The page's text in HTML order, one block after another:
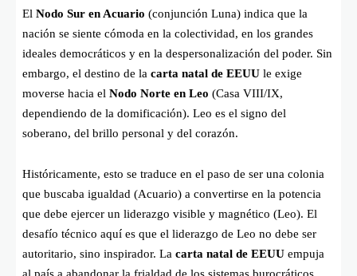
El Nodo Sur en Acuario (conjunción Luna) indica que la
nación se siente cómoda en la colectividad, en los grandes
ideales democráticos y en la despersonalización del poder. Sin
embargo, el destino de la carta natal de EEUU le exige
moverse hacia el Nodo Norte en Leo (Casa VIII/IX,
dependiendo de la domificación). Leo es el signo del
soberano, del brillo personal y del corazón.
Históricamente, esto se traduce en el paso de ser una colonia
que buscaba igualdad (Acuario) a convertirse en la potencia
que debe ejercer un liderazgo visible y magnético (Leo). El
desafío técnico aquí es que el liderazgo de Leo no debe ser
autoritario, sino inspirador. La carta natal de EEUU empuja